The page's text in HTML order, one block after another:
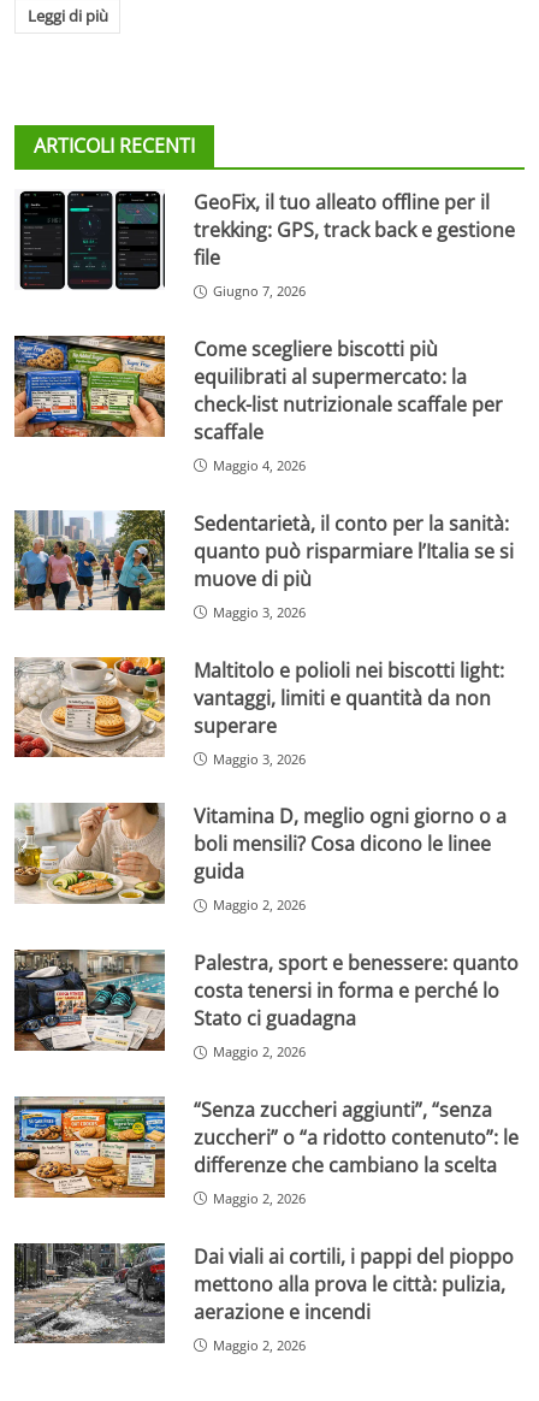
Leggi di più
ARTICOLI RECENTI
GeoFix, il tuo alleato offline per il
trekking: GPS, track back e gestione
file
Giugno 7, 2026
Come scegliere biscotti più
equilibrati al supermercato: la
check-list nutrizionale scaffale per
scaffale
Maggio 4, 2026
Sedentarietà, il conto per la sanità:
quanto può risparmiare l’Italia se si
muove di più
Maggio 3, 2026
Maltitolo e polioli nei biscotti light:
vantaggi, limiti e quantità da non
superare
Maggio 3, 2026
Vitamina D, meglio ogni giorno o a
boli mensili? Cosa dicono le linee
guida
Maggio 2, 2026
Palestra, sport e benessere: quanto
costa tenersi in forma e perché lo
Stato ci guadagna
Maggio 2, 2026
“Senza zuccheri aggiunti”, “senza
zuccheri” o “a ridotto contenuto”: le
differenze che cambiano la scelta
Maggio 2, 2026
Dai viali ai cortili, i pappi del pioppo
mettono alla prova le città: pulizia,
aerazione e incendi
Maggio 2, 2026